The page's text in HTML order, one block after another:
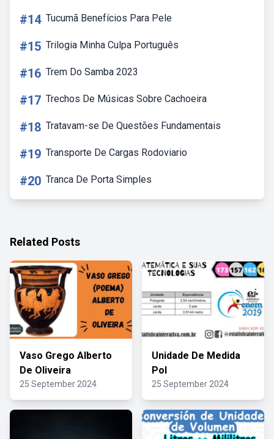
#14 Tucumã Benefícios Para Pele
#15 Trilogia Minha Culpa Português
#16 Trem Do Samba 2023
#17 Trechos De Músicas Sobre Cachoeira
#18 Tratavam-se De Questões Fundamentais
#19 Transporte De Cargas Rodoviario
#20 Tranca De Porta Simples
Related Posts
Vaso Grego Alberto
De Oliveira
25 September 2024
Unidade De Medida
Pol
25 September 2024